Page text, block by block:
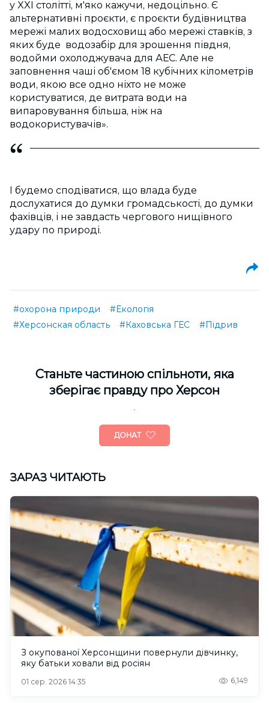
у XXI столітті, м'яко кажучи, недоцільно. Є
альтернативні проєкти, є проєкти будівництва
мережі малих водосховищ або мережі ставків, з
яких буде водозабір для зрошення півдня,
водойми охолоджувача для АЕС. Але не
заповнення чаші об'ємом 18 кубічних кілометрів
води, якою все одно ніхто не може
користуватися, де витрата води на
випаровування більша, ніж на
водокористувачів».
І будемо сподіватися, що влада буде
дослухатися до думки громадськості, до думки
фахівців, і не завдасть чергового нищівного
удару по природі.
#охорона природи
#Екологія
#Херсонская область
#Каховська ГЕС #Підрив
Cтаньте частиною спільноти, яка
зберігає правду про Херсон
ДОНАТ
ЗАРАЗ ЧИТАЮТЬ
З окупованої Херсонщини повернули дівчинку,
яку батьки ховали від росіян
01 сер. 2026 14:35 6,149